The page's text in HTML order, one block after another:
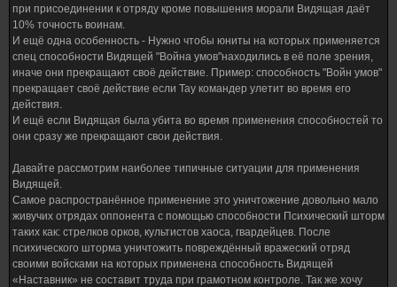
при присоединении к отряду кроме повышения морали Видящая даёт
10% точность воинам.
И ещё одна особенность - Нужно чтобы юниты на которых применяется
спец способности Видящей "Война умов"находились в её поле зрения,
иначе они прекращают своё действие. Пример: способность "Войн умов"
прекращает своё действие если Тау командер улетит во время его
действия.
И ещё если Видящая была убита во время применения способностей то
они сразу же прекращают свои действия.
Давайте рассмотрим наиболее типичные ситуации для применения
Видящей.
Самое распространённое применение это уничтожение довольно мало
живучих отрядах оппонента с помощью способности Психический шторм
таких как: стрелков орков, культистов хаоса, гвардейцев. После
психического шторма уничтожить повреждённый вражеский отряд
своими войсками на которых применена способность Видящей
«Наставник» не составит труда при грамотном контроле. Так же хочу